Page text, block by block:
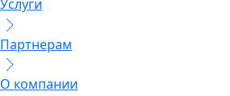
Услуги
Партнерам
О компании